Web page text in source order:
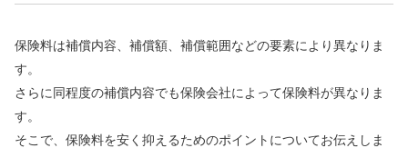
保険料は補償内容、補償額、補償範囲などの要素により異なりま
す。
さらに同程度の補償内容でも保険会社によって保険料が異なりま
す。
そこで、保険料を安く抑えるためのポイントについてお伝えしま